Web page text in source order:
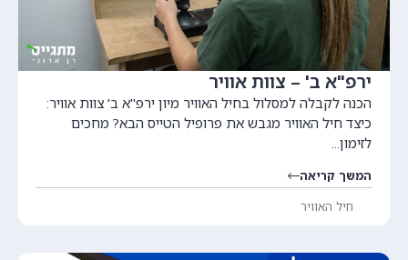
ירפ"א ב' – צוות אוויר
הכנה לקבלה למסלול בחיל האוויר מיון ירפ"א ב' צוות אוויר:
כיצד חיל האוויר מגבש את פרופיל הטייס הבא? מחכים
לזימון...
המשך קריאה
חיל האוויר